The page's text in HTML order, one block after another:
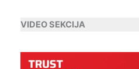
VIDEO SEKCIJA